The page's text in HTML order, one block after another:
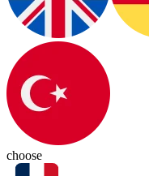
choose